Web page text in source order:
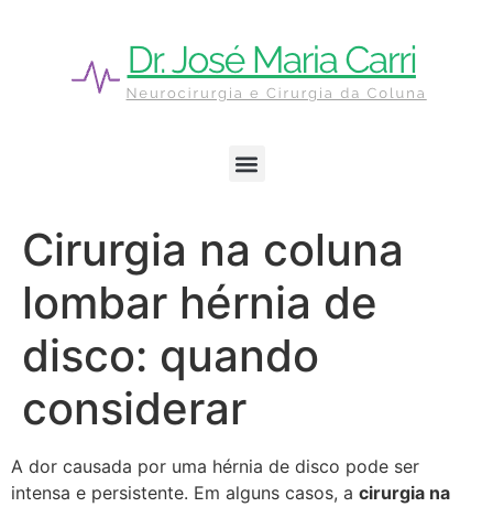
Cirurgia na coluna
lombar hérnia de
disco: quando
considerar
A dor causada por uma hérnia de disco pode ser
intensa e persistente. Em alguns casos, a cirurgia na